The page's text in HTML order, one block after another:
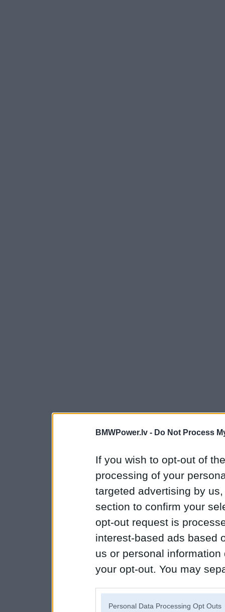
BMWPower.lv - Do Not Process
If you wish to opt-out of
processing of your
targeted advertising by
section to confirm your
opt-out request is
interest-based ads based
us or personal
your opt-out. You may
Personal Data Processing Opt Outs